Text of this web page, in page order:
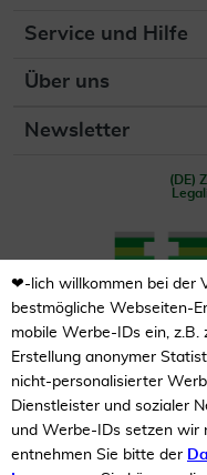
Service und Hilfe
Über uns
Newsletter
(DE)
Unsere
❤-lich willkommen bei der
bestmögliche Webseiten-
mobile Werbe-IDs ein,
Erstellung anonymer
nicht-personalisierter
Dienstleister und sozialer
und Werbe-IDs setzen wir
entnehmen Sie bitte der